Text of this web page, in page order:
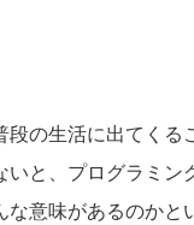
段の生活に出てく
いと、プログラミ
意味があるのかと